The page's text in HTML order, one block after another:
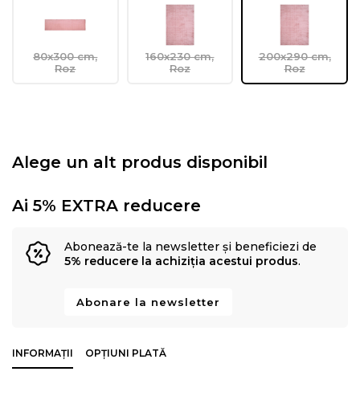
80x300 cm,
Roz
160x230 cm,
Roz
200x290 cm,
Roz
Alege un alt produs disponibil
Ai 5% EXTRA reducere
Abonează-te la newsletter și beneficiezi de
5% reducere la achiziția acestui produs.
Abonare la newsletter
INFORMAȚII OPȚIUNI PLATĂ